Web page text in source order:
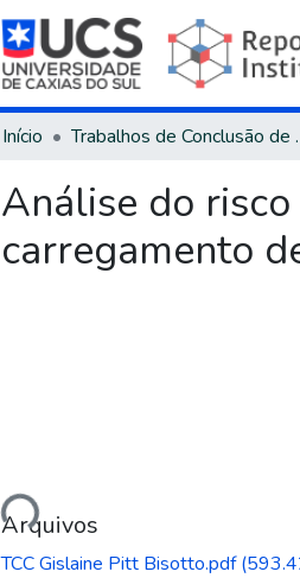
Início
Análise do
carregamento
Carregando...
Arquivos
TCC Gislaine Pitt Bisotto.pdf